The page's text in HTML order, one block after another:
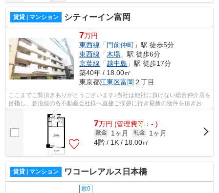
賃貸 | マンション シティーイン富岡
7万円
東西線 「 門前仲町 」駅 徒歩5分
東西線 「木場 」駅 徒歩6分
京葉線 「越中島 」駅 徒歩17分
築40年 / 18.00㎡
東京都江東区富岡 ２丁目
ここまでご覧頂きありがとうございます♪当社は他社に負けない総合仲介店を
目指し、各沿線の各不動産会社様へ直接ご挨拶に行き最新の物件を頂きお客
様へ提供しております！最新の情報は...
7万円 (管理費等：- )
敷金 1ヶ月 礼金
1ヶ月
4階 / 1K / 18.00㎡
賃貸 | マンション ワコーレアルス日本橋
敷0